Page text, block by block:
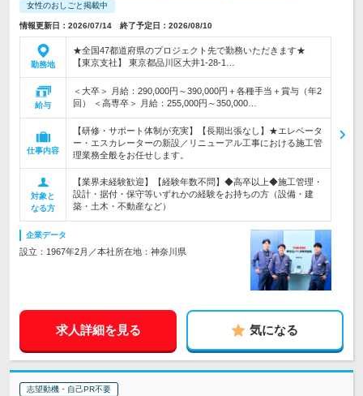
女性のおしごと掲載中
情報更新日：2026/07/14 終了予定日：2026/08/10
勤務地
★全国47都道府県のプロジェクト先で勤務いただきます★
【東京支社】 東京都品川区大井1-28-1…
給与
＜大卒＞ 月給：290,000円～390,000円＋各種手当＋賞与（年2
回） ＜高専卒＞ 月給：255,000円～350,000…
仕事内容
【研修・サポート体制が充実】【長期出張なし】★エレベータ
ー・エスカレーターの新設／リニューアル工事における施工管
理業務全般をお任せします。
対象と
なる方
【業界未経験歓迎】【経験年数不問】◆高卒以上◆施工管理・
設計・据付・保守等いずれかの経験をお持ちの方（設備・建
築・土木・不動産など）
企業データ
設立：1967年2月／本社所在地：神奈川県
求人詳細を見る 気になる
志望動機・自己PR不要